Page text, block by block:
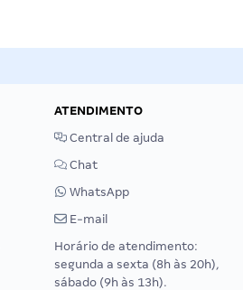
ATENDIMENTO
Central de ajuda
Chat
WhatsApp
E-mail
Horário de atendimento:
segunda a sexta (8h às 20h),
sábado (9h às 13h).